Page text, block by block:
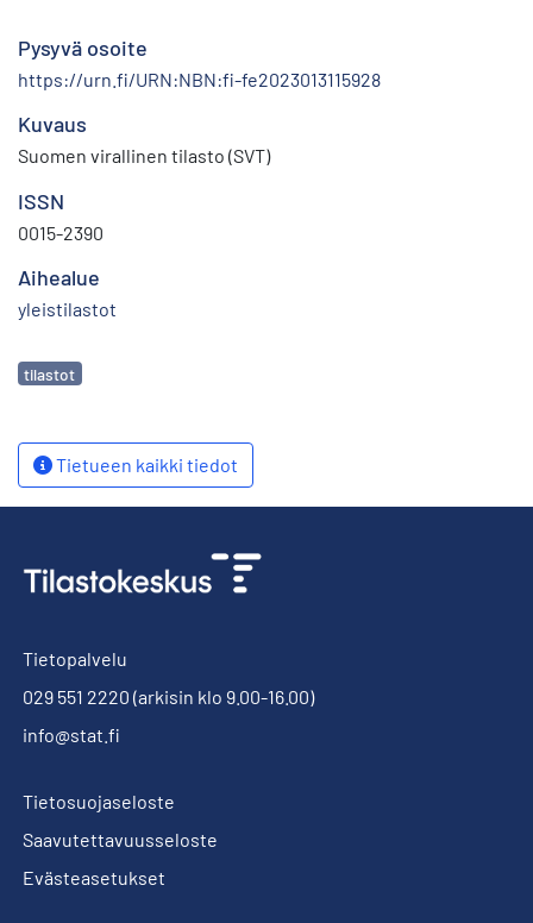
Pysyvä osoite
https://urn.fi/URN:NBN:fi-fe2023013115928
Kuvaus
Suomen virallinen tilasto (SVT)
ISSN
0015-2390
Aihealue
yleistilastot
Avainsanat
tilastot
Tietueen kaikki tiedot
Tietopalvelu
029 551 2220 (arkisin klo 9.00-16.00)
info@stat.fi
Tietosuojaseloste
Saavutettavuusseloste
Evästeasetukset